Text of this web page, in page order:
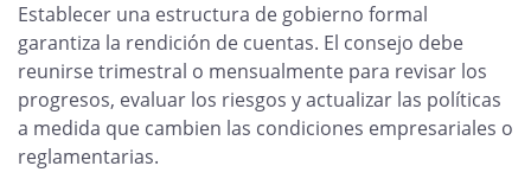
Establecer una estructura de gobierno formal
garantiza la rendición de cuentas. El consejo debe
reunirse trimestral o mensualmente para revisar los
progresos, evaluar los riesgos y actualizar las políticas
a medida que cambien las condiciones empresariales o
reglamentarias.